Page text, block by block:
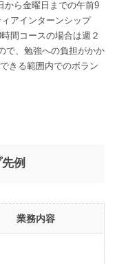
から金曜日までの午前9
アインターンシップ
間コースの場合は週２
で、勉強への負担がかか
きる範囲内でのボラン
例
業務内容